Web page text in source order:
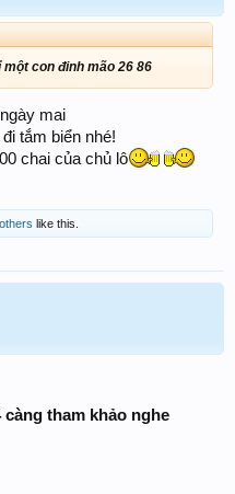
con đinh mão 26 86
mai
tắm biển nhé!
chai của chủ lô
like this.
càng tham khảo nghe